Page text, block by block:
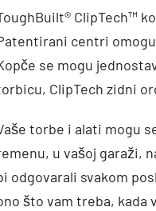
ClipTech™
centri
se mogu
ClipTech zidni
torbe i alati mogu
u vašoj garaži,
odgovarali svakom
što vam treba, kada